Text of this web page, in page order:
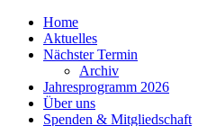
Home
Aktuelles
Nächster Termin
Archiv
Jahresprogramm 2026
Über uns
Spenden & Mitgliedschaft